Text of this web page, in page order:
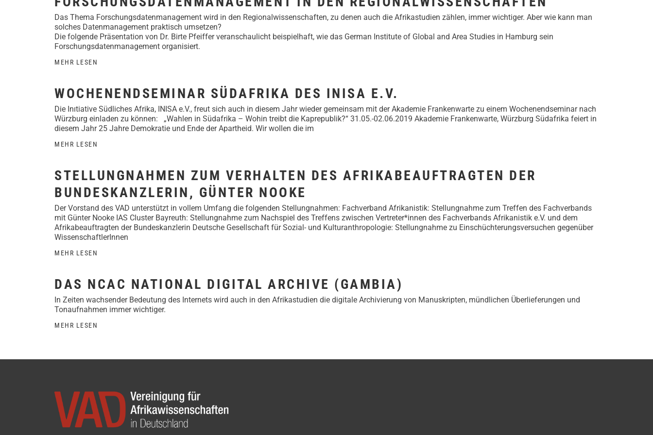
Das Thema Forschungsdatenmanagement wird in den Regionalwissenschaften, zu denen auch die Afrikastudien zählen, immer wichtiger. Aber wie kann man
solches Datenmanagement praktisch umsetzen?
Die folgende Präsentation von Dr. Birte Pfeiffer veranschaulicht beispielhaft, wie das German Institute of Global and Area Studies in Hamburg sein
Forschungsdatenmanagement organisiert.
MEHR LESEN
WOCHENENDSEMINAR SÜDAFRIKA DES INISA E.V.
Die Inıtiative Südliches Afrika, INISA e.V., freut sich auch in diesem Jahr wieder gemeinsam mit der Akademie Frankenwarte zu einem Wochenendseminar nach
Würzburg einladen zu können: „Wahlen in Südafrika – Wohin treibt die Kaprepublik?“ 31.05.-02.06.2019 Akademie Frankenwarte, Würzburg Südafrika feiert in
diesem Jahr 25 Jahre Demokratie und Ende der Apartheid. Wir wollen die im
MEHR LESEN
STELLUNGNAHMEN ZUM VERHALTEN DES AFRIKABEAUFTRAGTEN DER
BUNDESKANZLERIN, GÜNTER NOOKE
Der Vorstand des VAD unterstützt in vollem Umfang die folgenden Stellungnahmen: Fachverband Afrikanistik: Stellungnahme zum Treffen des Fachverbands
mit Günter Nooke IAS Cluster Bayreuth: Stellungnahme zum Nachspiel des Treffens zwischen Vertreter*innen des Fachverbands Afrikanistik e.V. und dem
Afrikabeauftragten der Bundeskanzlerin Deutsche Gesellschaft für Sozial- und Kulturanthropologie: Stellungnahme zu Einschüchterungsversuchen gegenüber
WissenschaftlerInnen
MEHR LESEN
DAS NCAC NATIONAL DIGITAL ARCHIVE (GAMBIA)
In Zeiten wachsender Bedeutung des Internets wird auch in den Afrikastudien die digitale Archivierung von Manuskripten, mündlichen Überlieferungen und
Tonaufnahmen immer wichtiger.
MEHR LESEN